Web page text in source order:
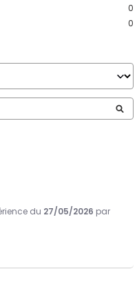
0
0
du 27/05/2026 par